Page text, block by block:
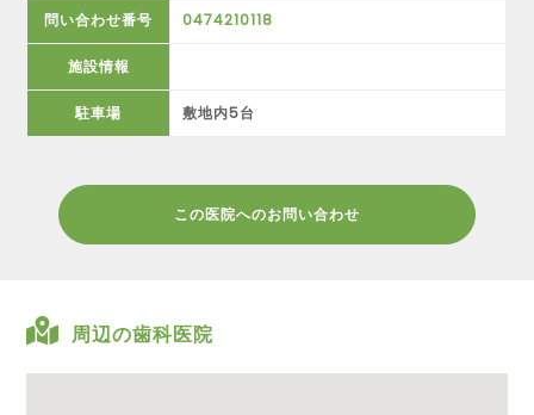
問い合わせ番号 0474210118
施設情報
駐車場 敷地内5台
この医院へのお問い合わせ
周辺の歯科医院